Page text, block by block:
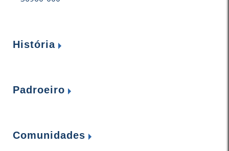
História
Soares, auxiliado pelo Dr. Taumaturgo,
Padroeiro
Comunidades